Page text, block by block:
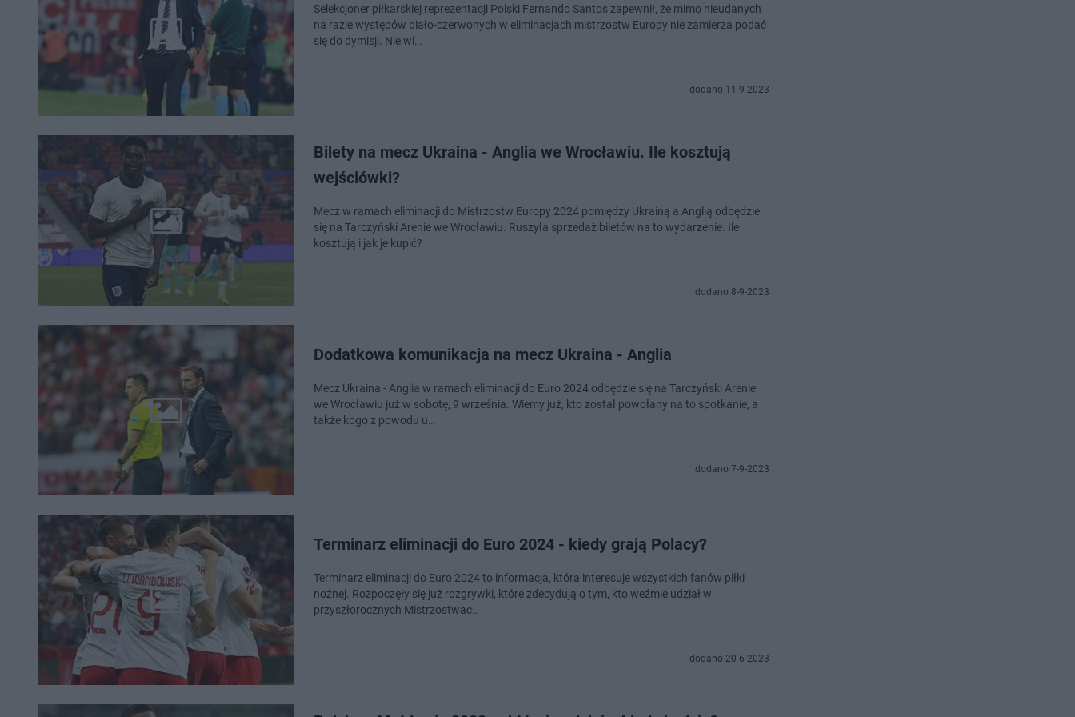
Selekcjoner piłkarskiej reprezentacji Polski Fernando Santos zapewnił, że mimo nieudanych
na razie występów biało-czerwonych w eliminacjach mistrzostw Europy nie zamierza podać
się do dymisji. Nie wi…
dodano 11-9-2023
Bilety na mecz Ukraina - Anglia we Wrocławiu. Ile kosztują
wejściówki?
Mecz w ramach eliminacji do Mistrzostw Europy 2024 pomiędzy Ukrainą a Anglią odbędzie
się na Tarczyński Arenie we Wrocławiu. Ruszyła sprzedaż biletów na to wydarzenie. Ile
kosztują i jak je kupić?
dodano 8-9-2023
Dodatkowa komunikacja na mecz Ukraina - Anglia
Mecz Ukraina - Anglia w ramach eliminacji do Euro 2024 odbędzie się na Tarczyński Arenie
we Wrocławiu już w sobotę, 9 września. Wiemy już, kto został powołany na to spotkanie, a
także kogo z powodu u…
dodano 7-9-2023
Terminarz eliminacji do Euro 2024 - kiedy grają Polacy?
Terminarz eliminacji do Euro 2024 to informacja, która interesuje wszystkich fanów piłki
nożnej. Rozpoczęły się już rozgrywki, które zdecydują o tym, kto weźmie udział w
przyszłorocznych Mistrzostwac…
dodano 20-6-2023